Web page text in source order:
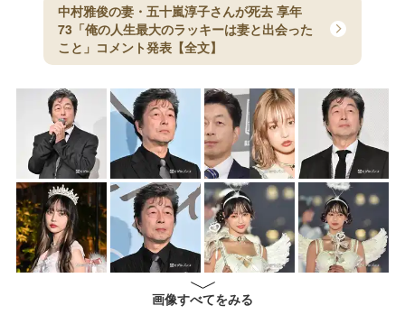
中村雅俊の妻・五十嵐淳子さんが死去 享年
73「俺の人生最大のラッキーは妻と出会った
こと」コメント発表【全文】
画像すべてをみる